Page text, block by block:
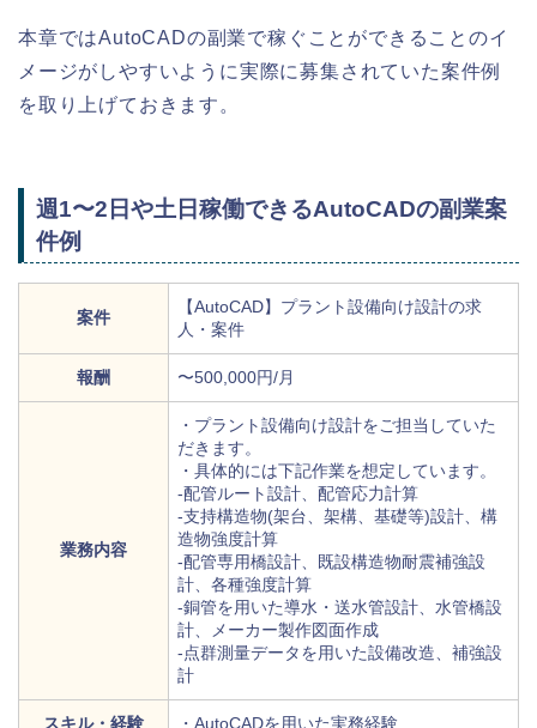
本章ではAutoCADの副業で稼ぐことができることのイ
メージがしやすいように実際に募集されていた案件例
を取り上げておきます。
週1〜2日や土日稼働できるAutoCADの副業案
件例
案件
【AutoCAD】プラント設備向け設計の求
人・案件
報酬 〜500,000円/月
業務内容
・プラント設備向け設計をご担当していた
だきます。
・具体的には下記作業を想定しています。
-配管ルート設計、配管応力計算
-支持構造物(架台、架構、基礎等)設計、構
造物強度計算
-配管専用橋設計、既設構造物耐震補強設
計、各種強度計算
-銅管を用いた導水・送水管設計、水管橋設
計、メーカー製作図面作成
-点群測量データを用いた設備改造、補強設
計
スキル・経験 ・AutoCADを用いた実務経験